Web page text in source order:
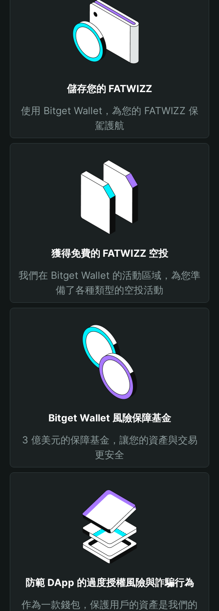
儲存您的 FATWIZZ
使用 Bitget Wallet，為您的 FATWIZZ 保
駕護航
獲得免費的 FATWIZZ 空投
我們在 Bitget Wallet 的活動區域，為您準
備了各種類型的空投活動
Bitget Wallet 風險保障基金
3 億美元的保障基金，讓您的資產與交易
更安全
防範 DApp 的過度授權風險與詐騙行為
作為一款錢包，保護用戶的資產是我們的